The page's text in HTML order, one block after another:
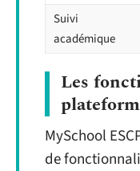
Suivi
académique
Les
MySchool
de